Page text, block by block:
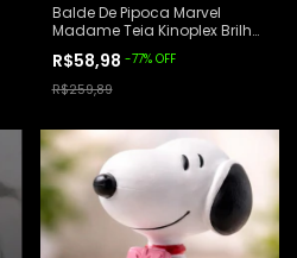
Balde De Pipoca Marvel
Madame Teia Kinoplex Brilha
R$58,98 -77% OFF
R$259,89